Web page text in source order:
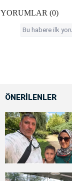
YORUMLAR (0)
Bu habere ilk
ÖNERİLENLER